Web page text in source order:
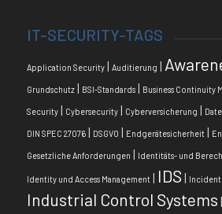
IT-SECURITY-TAGS
Application Security| Auditierung |
Grundschutz| BSI-Standards| Business Continuity
Security| Cybersecurity| Cyberversicherung |
DIN SPEC 27076| DSGVO | Endgerätesicherheit|
Gesetzliche Anforderungen | Identitäts- und
Identity und Access Management| IDS | Incident
Industrial Control Systems |